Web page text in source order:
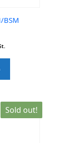
BSM
Sold out!